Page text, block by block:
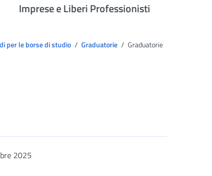
Imprese e Liberi Professionisti
per le borse di studio Graduatorie
Graduatorie
2025